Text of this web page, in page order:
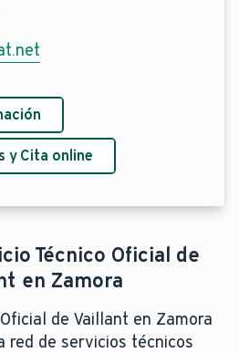
y Cita online
Técnico Oficial de
en Zamora
de Vaillant en Zamora
red de servicios técnicos